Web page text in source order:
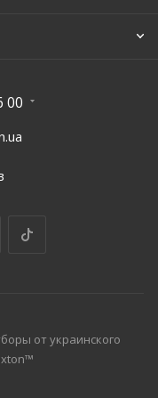
00
от украинского